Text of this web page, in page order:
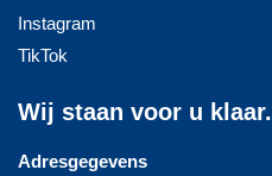
Instagram
TikTok
Wij staan voor u klaar.
Adresgegevens